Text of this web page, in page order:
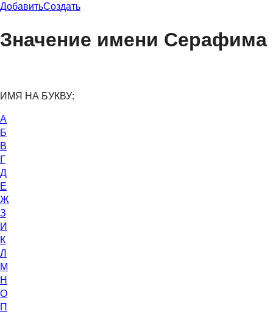
ДобавитьСоздать
Значение имени Серафима
ИМЯ НА БУКВУ:
А
Б
В
Г
Д
Е
Ж
З
И
К
Л
М
Н
О
П